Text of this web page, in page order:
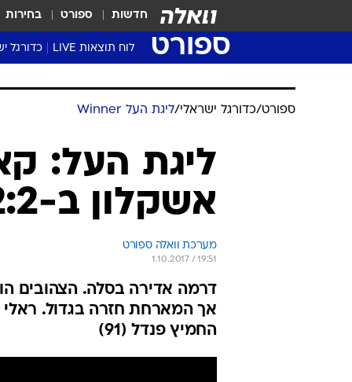
חדשות ספורט בחירות
ספורט לוח תוצאות LIVE כדורגל
שגרירים
נבחרות
ליגה
ספורט/כדורגל ישראלי/ליגת העל Winner
ליגת העל:
אשקלון ב-2:2 עם מכבי תל אביב
מערכת וואלה ספורט
1.10.2017 / 19:51
החמיץ פנדל (91)